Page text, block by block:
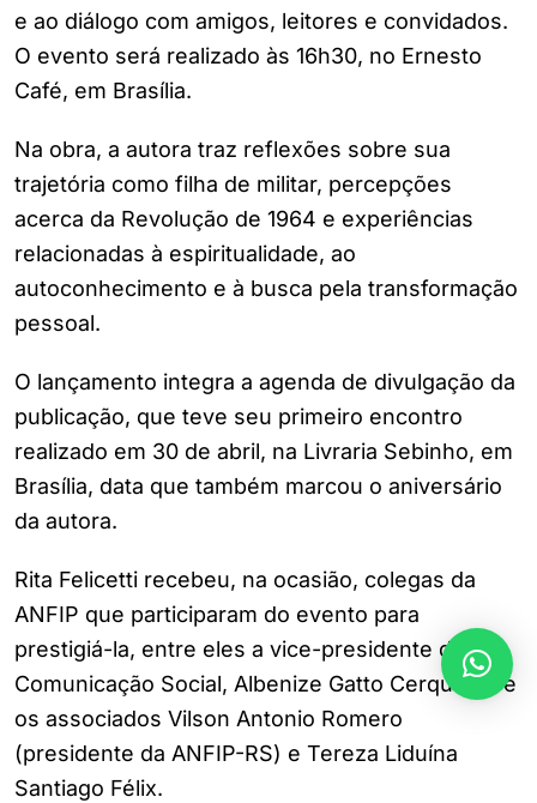
e ao diálogo com amigos, leitores e convidados.
O evento será realizado às 16h30, no Ernesto
Café, em Brasília.
Na obra, a autora traz reflexões sobre sua
trajetória como filha de militar, percepções
acerca da Revolução de 1964 e experiências
relacionadas à espiritualidade, ao
autoconhecimento e à busca pela transformação
pessoal.
O lançamento integra a agenda de divulgação da
publicação, que teve seu primeiro encontro
realizado em 30 de abril, na Livraria Sebinho, em
Brasília, data que também marcou o aniversário
da autora.
Rita Felicetti recebeu, na ocasião, colegas da
ANFIP que participaram do evento para
prestigiá-la, entre eles a vice-presidente de
Comunicação Social, Albenize Gatto Cerqueira, e
os associados Vilson Antonio Romero
(presidente da ANFIP-RS) e Tereza Liduína
Santiago Félix.